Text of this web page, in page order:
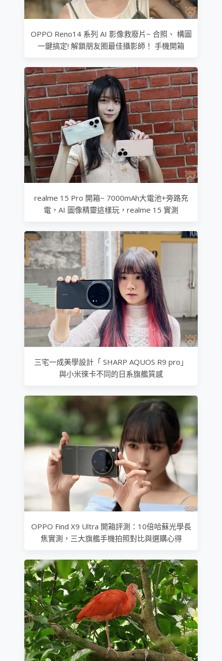
OPPO Reno14 系列 AI 影像救廢片~ 合照、 構圖
一鍵搞定! 解鎖朋友圈最佳攝影師！ 手機開箱
realme 15 Pro 開箱~ 7000mAh大電池+旁路充
電，AI 圖像精靈這樣玩，realme 15 實測
三宅一成美學設計「 SHARP AQUOS R9 pro」
與小米徠卡不同的日系旗艦質感
OPPO Find X9 Ultra 開箱評測：10倍哈蘇光學長
焦實測，三大旗艦手機拍照對比與選購心得